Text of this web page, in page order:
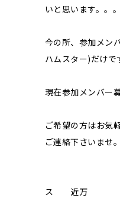
いと思います。。。
今の所、参加メン
ハムスター)だけで
現在参加メンバー
ご希望の方はお気
ご連絡下さいませ。
ト
ス 近万